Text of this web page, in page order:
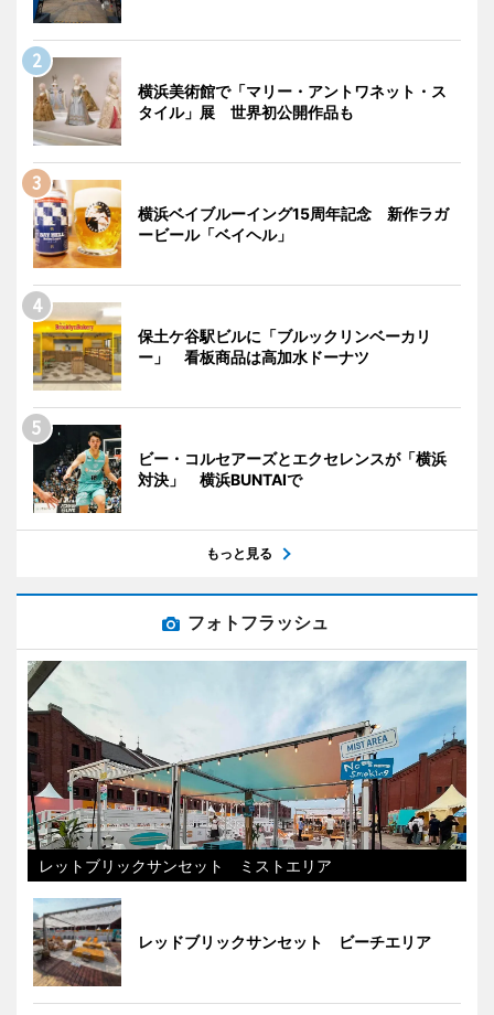
横浜美術館で「マリー・アントワネット・ス
タイル」展 世界初公開作品も
横浜ベイブルーイング15周年記念 新作ラガ
ービール「ベイヘル」
保土ケ谷駅ビルに「ブルックリンベーカリ
ー」 看板商品は高加水ドーナツ
ビー・コルセアーズとエクセレンスが「横浜
対決」 横浜BUNTAIで
もっと見る
フォトフラッシュ
レットブリックサンセット ミストエリア
レッドブリックサンセット ビーチエリア